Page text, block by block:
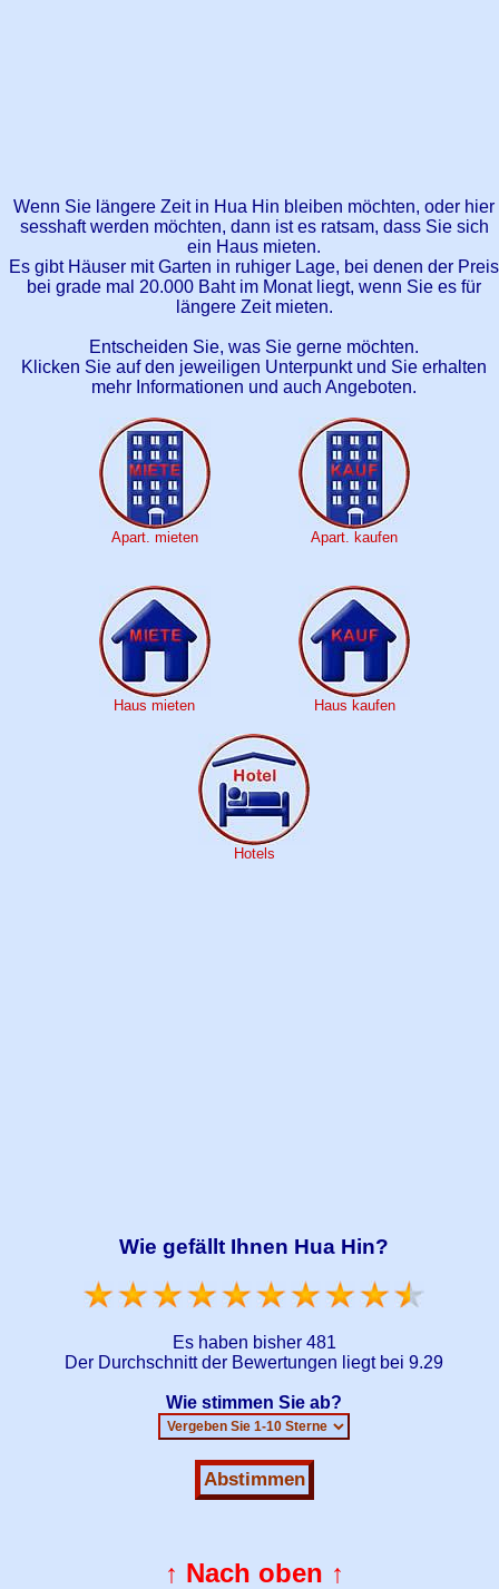
Wenn Sie längere Zeit in Hua Hin bleiben möchten, oder hier
sesshaft werden möchten, dann ist es ratsam, dass Sie sich
ein Haus mieten.
Es gibt Häuser mit Garten in ruhiger Lage, bei denen der Preis
bei grade mal 20.000 Baht im Monat liegt, wenn Sie es für
längere Zeit mieten.
Entscheiden Sie, was Sie gerne möchten.
Klicken Sie auf den jeweiligen Unterpunkt und Sie erhalten
mehr Informationen und auch Angeboten.
Apart. mieten Apart. kaufen
Haus mieten Haus kaufen
Hotels
Wie gefällt Ihnen Hua Hin?
Es haben bisher 481
Der Durchschnitt der Bewertungen liegt bei 9.29
Wie stimmen Sie ab?
↑ Nach oben ↑